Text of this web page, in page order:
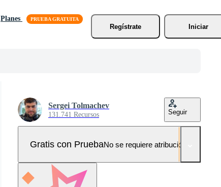
Planes
Regístrate
Iniciar
Sergei Tolmachev
131.741 Recursos Seguir
Gratis con PruebaNo se requiere atribución!